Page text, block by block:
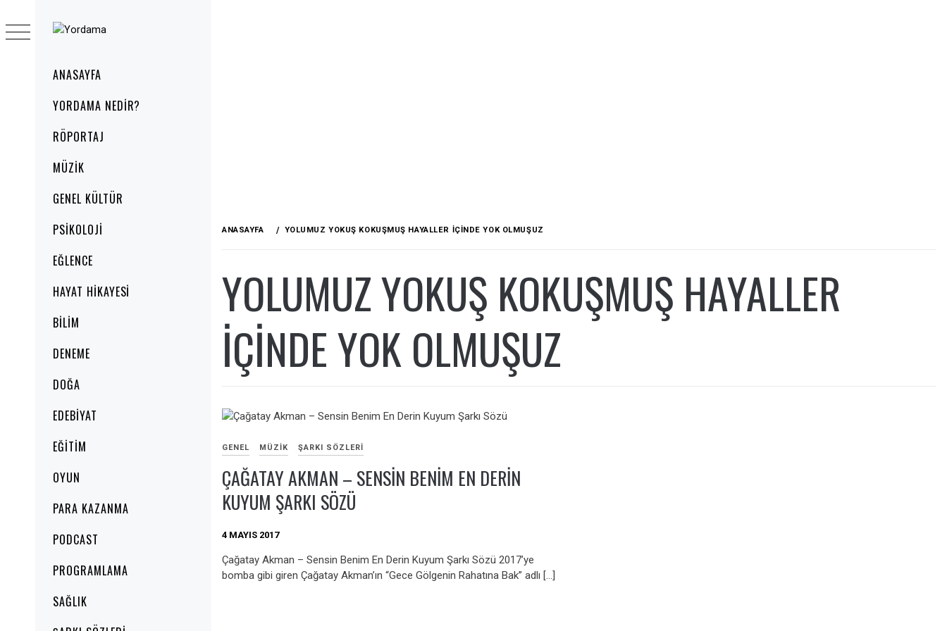
MenuANASAYFA
YORDAMA NEDIR?
RÖPORTAJ
MÜZIK
GENEL KÜLTÜR
PSIKOLOJI
EĞLENCE
HAYAT HIKAYESI
BILIM
DENEME
DOĞA
EDEBIYAT
EĞITIM
OYUN
PARA KAZANMA
PODCAST
PROGRAMLAMA
SAĞLIK
to
content
ANASAYFA YOLUMUZ YOKUŞ KOKUŞMUŞ HAYALLER IÇINDE YOK OLMUŞUZ
YOLUMUZ YOKUŞ KOKUŞMUŞ HAYALLER
IÇINDE YOK OLMUŞUZ
GENEL MÜZIK ŞARKI SÖZLERI
ÇAĞATAY AKMAN – SENSIN BENIM EN DERIN
KUYUM ŞARKI SÖZÜ
4 MAYIS 2017
Çağatay Akman – Sensin Benim En Derin Kuyum Şarkı Sözü 2017’ye
bomba gibi giren Çağatay Akman’ın “Gece Gölgenin Rahatına Bak” adlı […]